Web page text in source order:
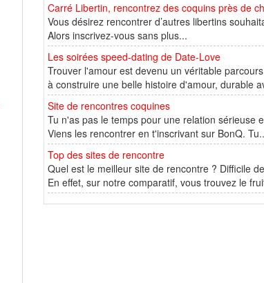
Carré Libertin, rencontrez des coquins près de
Vous désirez rencontrer d’autres libertins
Alors inscrivez-vous sans plus...
Les soirées speed-dating de Date-Love
Trouver l'amour est devenu un véritable
à construire une belle histoire d'amour, durable
Site de rencontres coquines
Tu n'as pas le temps pour une relation sérieuse
Viens les rencontrer en t'inscrivant sur BonQ.
Top des sites de rencontre
Quel est le meilleur site de rencontre ? Difficile
En effet, sur notre comparatif, vous trouvez le